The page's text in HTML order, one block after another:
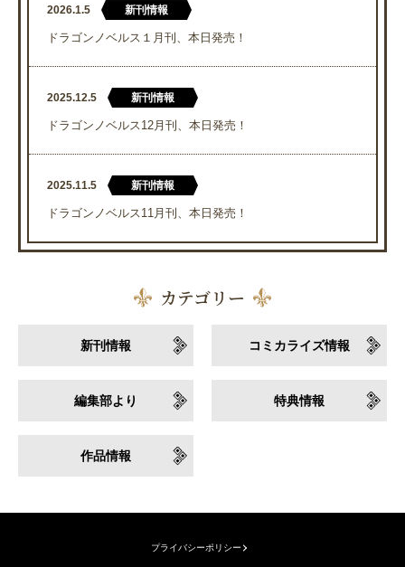
2026.1.5 新刊情報
ドラゴンノベルス１月刊、本日発売！
2025.12.5 新刊情報
ドラゴンノベルス12月刊、本日発売！
2025.11.5 新刊情報
ドラゴンノベルス11月刊、本日発売！
カテゴリー
新刊情報 コミカライズ情報
編集部より 特典情報
作品情報
プライバシーポリシー